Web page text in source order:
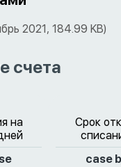
2021, 184.99 KB)
счета
на
Срок
case